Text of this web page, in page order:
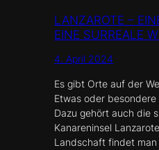
LANZAROTE –
EINE SURREALE
4. April 2024
Es gibt Orte auf der
Etwas oder besondere
Dazu gehört auch die
Kanareninsel
Landschaft findet